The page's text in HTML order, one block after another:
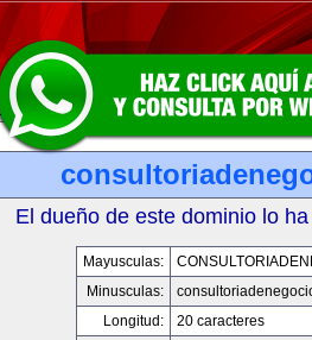
El dueño de este dominio lo
Mayusculas:
Minusculas:
Longitud:
20 caracteres